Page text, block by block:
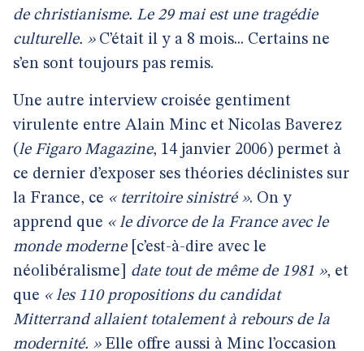
de christianisme. Le 29 mai est une tragédie
culturelle. »C’était il y a 8 mois... Certains ne
s’en sont toujours pas remis.
Une autre interview croisée gentiment
virulente entre Alain Minc et Nicolas Baverez
(le Figaro Magazine, 14 janvier 2006) permet à
ce dernier d’exposer ses théories déclinistes sur
la France, ce « territoire sinistré ». On y
apprend que « le divorce de la France avec le
monde moderne [c’est-à-dire avec le
néolibéralisme] date tout de même de 1981 », et
que « les 110 propositions du candidat
Mitterrand allaient totalement à rebours de la
modernité. » Elle offre aussi à Minc l’occasion